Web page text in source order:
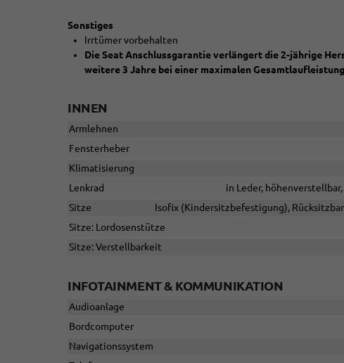
Sonstiges
Irrtümer vorbehalten
Die Seat Anschlussgarantie verlängert die 2-jährige
weitere 3 Jahre bei einer maximalen
INNEN
Armlehnen
Fensterheber
Klimatisierung
Lenkrad
in Leder,
Sitze
Isofix (Kindersitzbefestigung),
Sitze: Lordosenstütze
Sitze: Verstellbarkeit
INFOTAINMENT & KOMMUNIKATION
Audioanlage
Bordcomputer
Navigationssystem